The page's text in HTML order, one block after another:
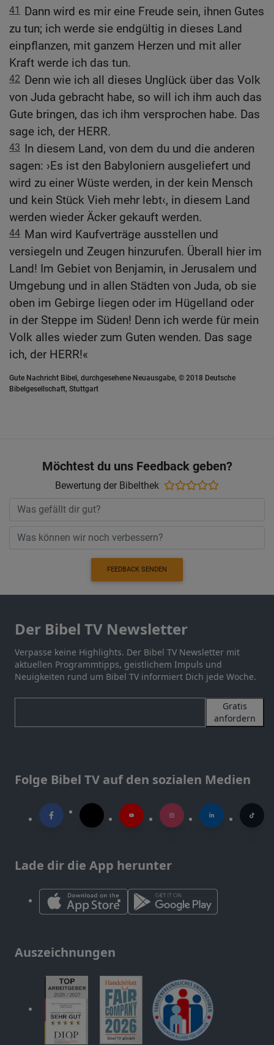
41
Dann wird es mir eine Freude sein, ihnen Gutes
zu tun; ich werde sie endgültig in dieses Land
einpflanzen, mit ganzem Herzen und mit aller
Kraft werde ich das tun.
42 Denn wie ich all dieses Unglück über das Volk
von Juda gebracht habe, so will ich ihm auch das
Gute bringen, das ich ihm versprochen habe. Das
sage ich, der HERR.
43 In diesem Land, von dem du und die anderen
sagen: ›Es ist den Babyloniern ausgeliefert und
wird zu einer Wüste werden, in der kein Mensch
und kein Stück Vieh mehr lebt‹, in diesem Land
werden wieder Äcker gekauft werden.
44 Man wird Kaufverträge ausstellen und
versiegeln und Zeugen hinzurufen. Überall hier im
Land! Im Gebiet von Benjamin, in Jerusalem und
Umgebung und in allen Städten von Juda, ob sie
oben im Gebirge liegen oder im Hügelland oder
in der Steppe im Süden! Denn ich werde für mein
Volk alles wieder zum Guten wenden. Das sage
ich, der HERR!«
Gute Nachricht Bibel, durchgesehene Neuausgabe, © 2018 Deutsche
Bibelgesellschaft, Stuttgart
Möchtest du uns Feedback geben?
Bewertung der Bibelthek
FEEDBACK SENDEN
Der Bibel TV Newsletter
Verpasse keine Highlights. Der Bibel TV Newsletter mit
aktuellen Programmtipps, geistlichem Impuls und
Neuigkeiten rund um Bibel TV informiert Dich jede Woche.
Gratis
anfordern
Folge Bibel TV auf den sozialen Medien
Lade dir die App herunter
Auszeichnungen